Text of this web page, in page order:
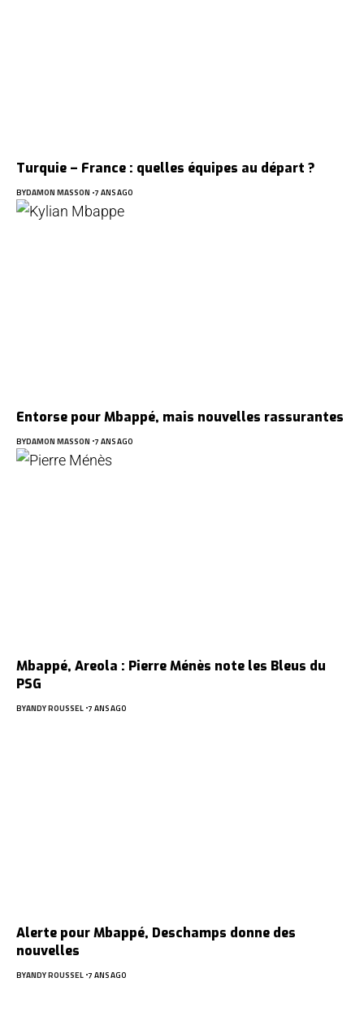
Turquie – France : quelles équipes au départ ?
BYDAMON MASSON 7 ANS AGO
Entorse pour Mbappé, mais nouvelles rassurantes
BYDAMON MASSON 7 ANS AGO
Mbappé, Areola : Pierre Ménès note les Bleus du
PSG
BYANDY ROUSSEL 7 ANS AGO
Alerte pour Mbappé, Deschamps donne des
nouvelles
BYANDY ROUSSEL 7 ANS AGO